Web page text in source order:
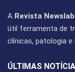
A Revista Newslab
útil ferramenta de
clínicas, patologia e
ÚLTIMAS